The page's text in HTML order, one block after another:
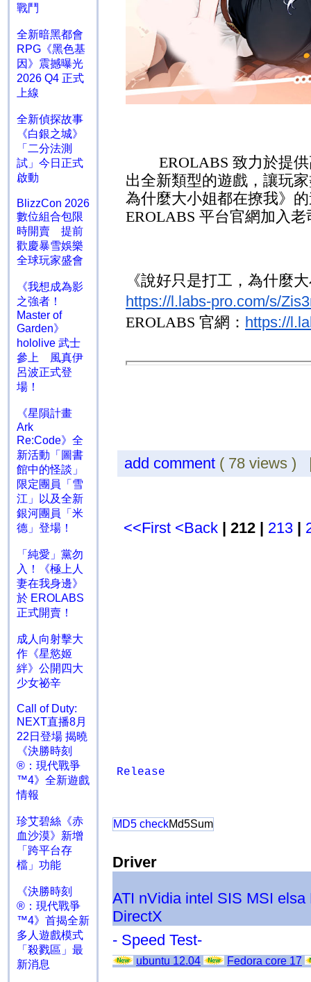
戰鬥
全新暗黑都會
RPG《黑色基
因》震撼曝光
2026 Q4 正式
上線
全新偵探故事
《白銀之城》
「二分法測
試」今日正式
啟動
BlizzCon 2026
數位組合包限
時開賣 提前
歡慶暴雪娛樂
全球玩家盛會
《我想成為影
之強者！
Master of
Garden》
hololive 武士
參上 風真伊
呂波正式登
場！
《星隕計畫
Ark
Re:Code》全
新活動「圖書
館中的怪談」
限定團員「雪
江」以及全新
銀河團員「米
德」登場！
「純愛」黨勿
入！《極上人
妻在我身邊》
於 EROLABS
正式開賣！
成人向射擊大
作《星慾姬
絆》公開四大
少女祕辛
Call of Duty:
NEXT直播8月
22日登場 揭曉
《決勝時刻
®：現代戰爭
™4》全新遊戲
情報
珍艾碧絲《赤
血沙漠》新增
「跨平台存
檔」功能
《決勝時刻
®：現代戰爭
™4》首揭全新
多人遊戲模式
「殺戮區」最
新消息
EROLABS 致力於提
出全新類型的遊戲，讓玩
為什麼大小姐都在撩我》
EROLABS 平台官網加入
《說好只是打工，為什麼
https://l.labs-pro.com/s/
EROLABS 官網： https://
add comment ( 78 views
<<First <Back | 212 | 213|
Release
MD5 checkMd5Sum
Driver
ATI nVidia intel SIS MSI elsa
DirectX
- Speed Test-
ubuntu 12.04 Fedora core 17